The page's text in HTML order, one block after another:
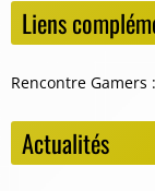
Liens
Rencontre Gamers
Actualités